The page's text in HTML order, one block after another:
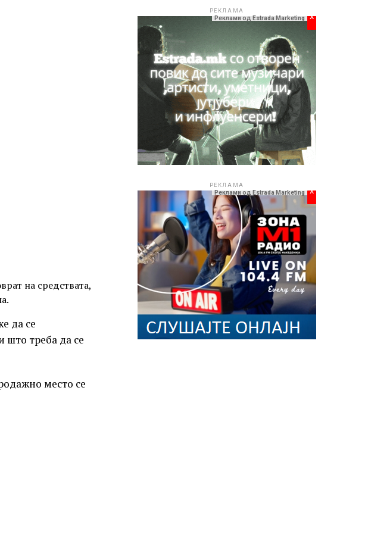
на средствата,
да се
што треба да се
место се
РЕКЛАМА
Реклами од Estrada Marketing x
РЕКЛАМА
Реклами од Estrada Marketing x